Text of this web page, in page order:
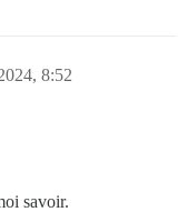
8:52
savoir.